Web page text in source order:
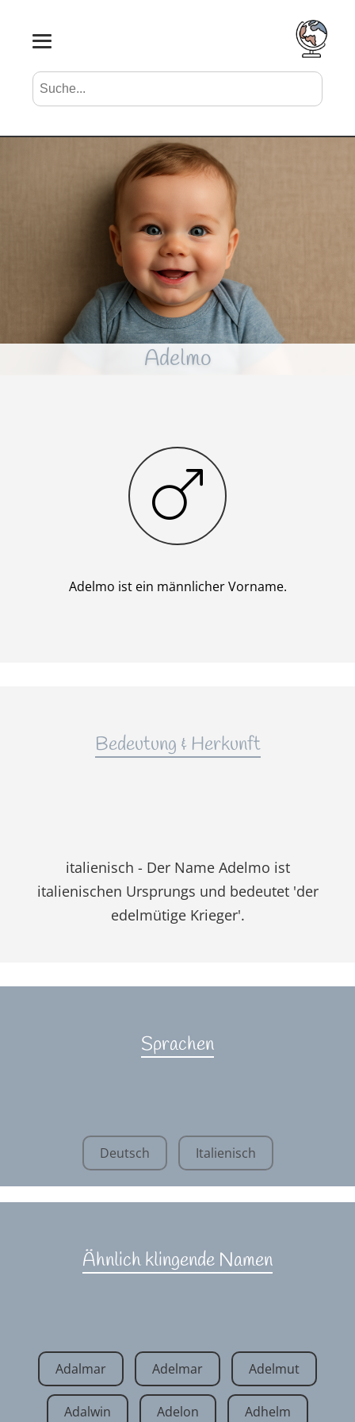
Suche nach Vornamen Search
Adelmo
Junge
Adelmo ist ein männlicher Vorname.
Bedeutung & Herkunft
italienisch - Der Name Adelmo ist
italienischen Ursprungs und bedeutet 'der
edelmütige Krieger'.
Sprachen
Deutsch Italienisch
Ähnlich klingende Namen
Adalmar Adelmar Adelmut
Adalwin Adelon Adhelm